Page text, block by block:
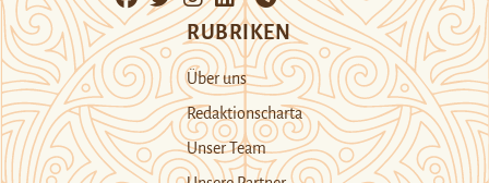
RUBRIKEN
Über uns
Redaktionscharta
Unser Team